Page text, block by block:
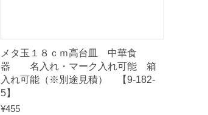
メタ玉１８ｃｍ高台皿 中華食
器 名入れ・マーク入れ可能 箱
入れ可能（※別途見積） 【9-182-
5】
¥455